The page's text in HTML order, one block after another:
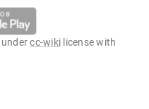
undercc-wiki license with